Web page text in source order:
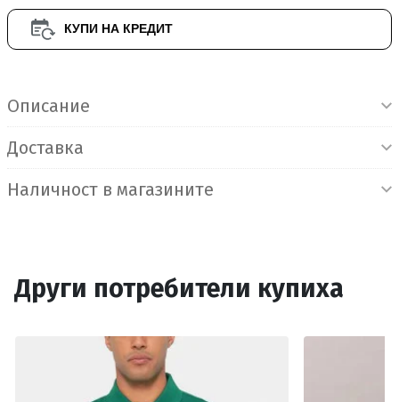
КУПИ НА КРЕДИТ
Описание
Доставка
Наличност в магазините
Други потребители купиха